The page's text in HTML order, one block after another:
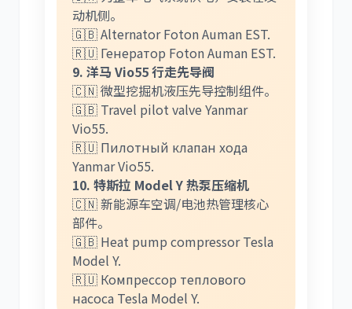
动机侧。
🇬🇧 Alternator Foton Auman EST.
🇷🇺 Генератор Foton Auman EST.
9. 洋马 Vio55 行走先导阀
🇨🇳 微型挖掘机液压先导控制组件。
🇬🇧 Travel pilot valve Yanmar
Vio55.
🇷🇺 Пилотный клапан хода
Yanmar Vio55.
10. 特斯拉 Model Y 热泵压缩机
🇨🇳 新能源车空调/电池热管理核心
部件。
🇬🇧 Heat pump compressor Tesla
Model Y.
🇷🇺 Компрессор теплового
насоса Tesla Model Y.